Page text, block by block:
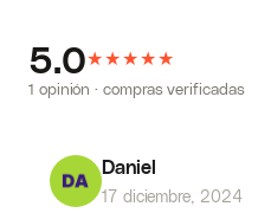
5.0★★★★★
1 opinión · compras verificadas
Daniel
17 diciembre, 2024